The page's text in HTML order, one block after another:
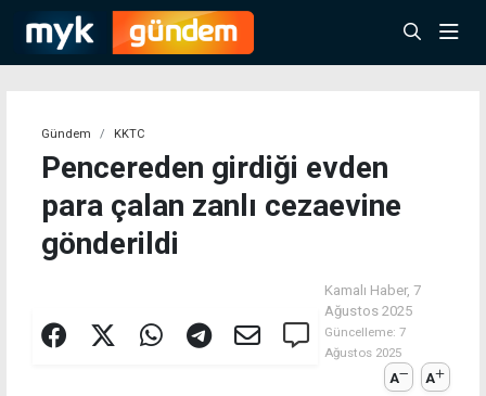
Gündem KKTC
Pencereden girdiği evden
para çalan zanlı cezaevine
gönderildi
Kamalı Haber, 7
Ağustos 2025
Güncelleme: 7
Ağustos 2025
A A